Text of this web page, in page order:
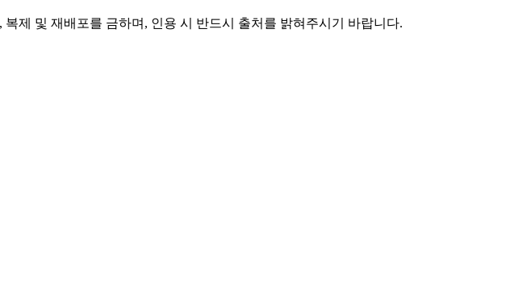
제 및 재배포를 금하며, 인용 시 반드시 출처를 밝혀주시기 바랍니다.